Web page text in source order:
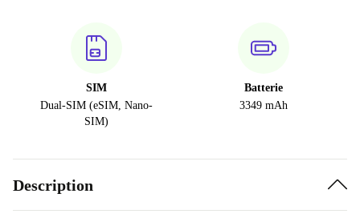
SIM
Dual-SIM (eSIM, Nano-
SIM)
Batterie
3349 mAh
Description